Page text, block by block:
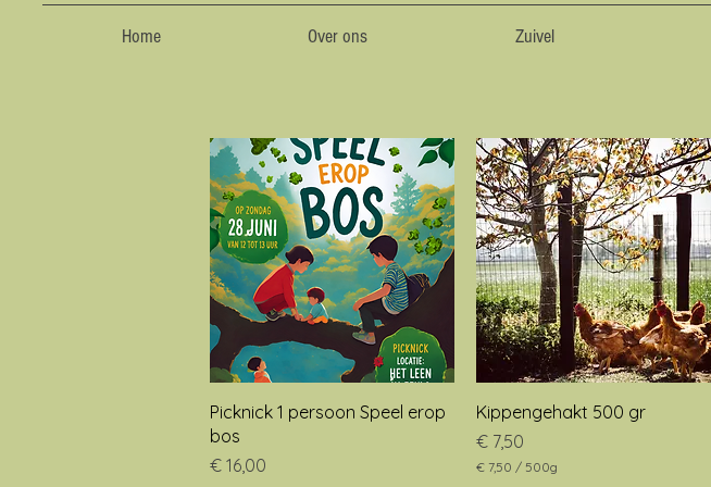
Home Over ons Zuivel
Snel overzicht
Picknick 1 persoon Speel erop
bos
Prijs
€ 16,00
Snel overzicht
Kippengehakt 500 gr
Prijs
€ 7,50
€ 7,50 / 500g